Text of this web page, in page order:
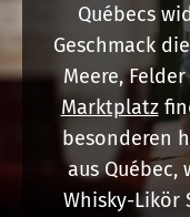
Québecs
Geschmack
Meere,
Marktplatz
besonderen
aus
Whisky-Likör